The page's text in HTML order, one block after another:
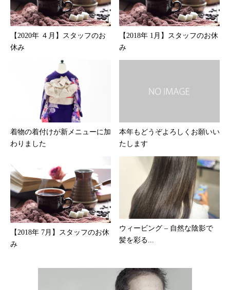
【2020年 ４月】スタッフのお
休み
【2018年 1月】スタッフのお休
み
着物の着付けが新メニューに加
わりました
本年もどうぞよろしくお願いい
たします
【2018年 7月】スタッフのお休
み
ウィービング – 自然な陰影で
髪を彩る...